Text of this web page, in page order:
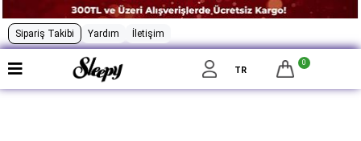
Sipariş Takibi Yardım İletişim
TR
0
Menü